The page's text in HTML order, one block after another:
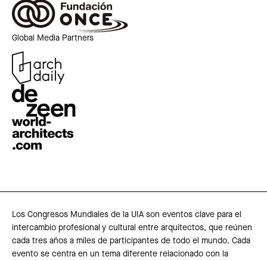
Global Media Partners
Los Congresos Mundiales de la UIA son eventos clave para el
intercambio profesional y cultural entre arquitectos, que reúnen
cada tres años a miles de participantes de todo el mundo. Cada
evento se centra en un tema diferente relacionado con la